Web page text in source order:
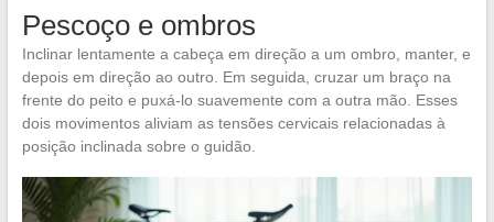
Pescoço e ombros
Inclinar lentamente a cabeça em direção a um ombro, manter, e
depois em direção ao outro. Em seguida, cruzar um braço na
frente do peito e puxá-lo suavemente com a outra mão. Esses
dois movimentos aliviam as tensões cervicais relacionadas à
posição inclinada sobre o guidão.